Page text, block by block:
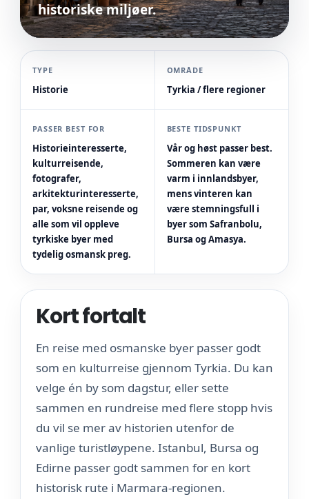
historiske miljøer.
TYPE
Historie
OMRÅDE
Tyrkia / flere regioner
PASSER BEST FOR
Historieinteresserte,
kulturreisende,
fotografer,
arkitekturinteresserte,
par, voksne reisende og
alle som vil oppleve
tyrkiske byer med
tydelig osmansk preg.
BESTE TIDSPUNKT
Vår og høst passer best.
Sommeren kan være
varm i innlandsbyer,
mens vinteren kan
være stemningsfull i
byer som Safranbolu,
Bursa og Amasya.
Kort fortalt
En reise med osmanske byer passer godt
som en kulturreise gjennom Tyrkia. Du kan
velge én by som dagstur, eller sette
sammen en rundreise med flere stopp hvis
du vil se mer av historien utenfor de
vanlige turistløypene. Istanbul, Bursa og
Edirne passer godt sammen for en kort
historisk rute i Marmara-regionen.